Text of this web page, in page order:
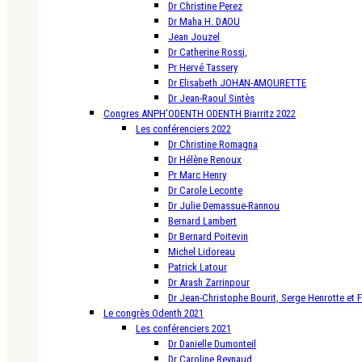
Dr Christine Perez
Dr Maha H. DAOU
Jean Jouzel
Dr Catherine Rossi,
Pr Hervé Tassery
Dr Elisabeth JOHAN-AMOURETTE
Dr Jean-Raoul Sintès
Congres ANPH’ODENTH ODENTH Biarritz 2022
Les conférenciers 2022
Dr Christine Romagna
Dr Hélène Renoux
Pr Marc Henry
Dr Carole Leconte
Dr Julie Demassue-Rannou
Bernard Lambert
Dr Bernard Poitevin
Michel Lidoreau
Patrick Latour
Dr Arash Zarrinpour
Dr Jean-Christophe Bourit, Serge Henrotte et
Le congrès Odenth 2021
Les conférenciers 2021
Dr Danielle Dumonteil
Dr Caroline Reynaud